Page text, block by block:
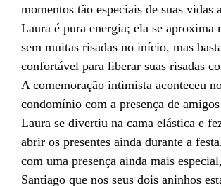
momentos tão especiais de suas vidas
Laura é pura energia; ela se aproxima
sem muitas risadas no início, mas
confortável para liberar suas risadas
A comemoração intimista aconteceu
condomínio com a presença de
Laura se divertiu na cama elástica e
abrir os presentes ainda durante a
com uma presença ainda mais
Santiago que nos seus dois aninhos